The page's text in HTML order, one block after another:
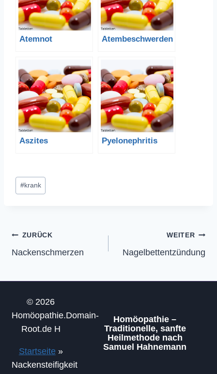
Atemnot Atembeschwerden
Aszites Pyelonephritis
Schlagworte:
#krank
Beitragsnavigation
ZURÜCK
Nackenschmerzen
WEITER
Nagelbettentzündung
© 2026
Homöopathie.Domain-
Root.de H
Startseite»
Nackensteifigkeit
Homöopathie –
Traditionelle, sanfte
Heilmethode nach
Samuel Hahnemann